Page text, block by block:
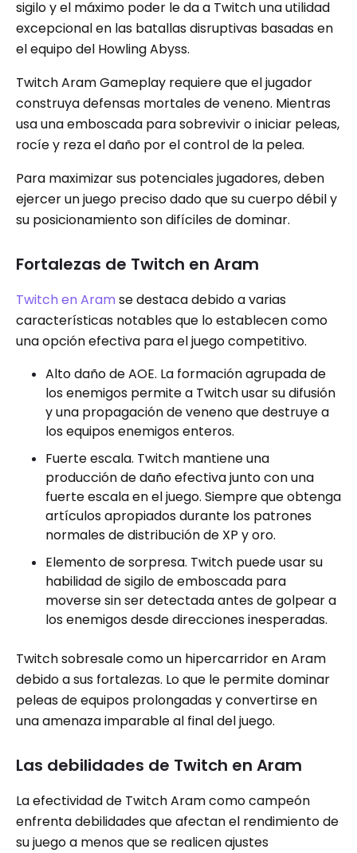
sigilo y el máximo poder le da a Twitch una utilidad
excepcional en las batallas disruptivas basadas en
el equipo del Howling Abyss.
Twitch Aram Gameplay requiere que el jugador
construya defensas mortales de veneno. Mientras
usa una emboscada para sobrevivir o iniciar peleas,
rocíe y reza el daño por el control de la pelea.
Para maximizar sus potenciales jugadores, deben
ejercer un juego preciso dado que su cuerpo débil y
su posicionamiento son difíciles de dominar.
Fortalezas de Twitch en Aram
Twitch en Aram se destaca debido a varias
características notables que lo establecen como
una opción efectiva para el juego competitivo.
Alto daño de AOE. La formación agrupada de
los enemigos permite a Twitch usar su difusión
y una propagación de veneno que destruye a
los equipos enemigos enteros.
Fuerte escala. Twitch mantiene una
producción de daño efectiva junto con una
fuerte escala en el juego. Siempre que obtenga
artículos apropiados durante los patrones
normales de distribución de XP y oro.
Elemento de sorpresa. Twitch puede usar su
habilidad de sigilo de emboscada para
moverse sin ser detectada antes de golpear a
los enemigos desde direcciones inesperadas.
Twitch sobresale como un hipercarridor en Aram
debido a sus fortalezas. Lo que le permite dominar
peleas de equipos prolongadas y convertirse en
una amenaza imparable al final del juego.
Las debilidades de Twitch en Aram
La efectividad de Twitch Aram como campeón
enfrenta debilidades que afectan el rendimiento de
su juego a menos que se realicen ajustes